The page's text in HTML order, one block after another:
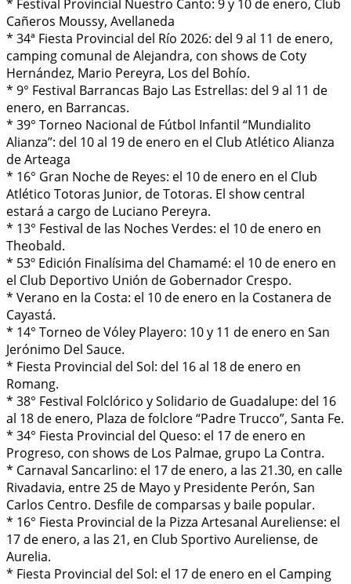
* Festival Provincial Nuestro Canto: 9 y 10 de enero, Club
Cañeros Moussy, Avellaneda
* 34ª Fiesta Provincial del Río 2026: del 9 al 11 de enero,
camping comunal de Alejandra, con shows de Coty
Hernández, Mario Pereyra, Los del Bohío.
* 9° Festival Barrancas Bajo Las Estrellas: del 9 al 11 de
enero, en Barrancas.
* 39° Torneo Nacional de Fútbol Infantil “Mundialito
Alianza”: del 10 al 19 de enero en el Club Atlético Alianza
de Arteaga
* 16° Gran Noche de Reyes: el 10 de enero en el Club
Atlético Totoras Junior, de Totoras. El show central
estará a cargo de Luciano Pereyra.
* 13° Festival de las Noches Verdes: el 10 de enero en
Theobald.
* 53º Edición Finalísima del Chamamé: el 10 de enero en
el Club Deportivo Unión de Gobernador Crespo.
* Verano en la Costa: el 10 de enero en la Costanera de
Cayastá.
* 14° Torneo de Vóley Playero: 10 y 11 de enero en San
Jerónimo Del Sauce.
* Fiesta Provincial del Sol: del 16 al 18 de enero en
Romang.
* 38° Festival Folclórico y Solidario de Guadalupe: del 16
al 18 de enero, Plaza de folclore “Padre Trucco”, Santa Fe.
* 34° Fiesta Provincial del Queso: el 17 de enero en
Progreso, con shows de Los Palmae, grupo La Contra.
* Carnaval Sancarlino: el 17 de enero, a las 21.30, en calle
Rivadavia, entre 25 de Mayo y Presidente Perón, San
Carlos Centro. Desfile de comparsas y baile popular.
* 16° Fiesta Provincial de la Pizza Artesanal Aureliense: el
17 de enero, a las 21, en Club Sportivo Aureliense, de
Aurelia.
* Fiesta Provincial del Sol: el 17 de enero en el Camping